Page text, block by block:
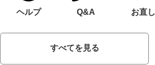
ヘルプ Q&A お直し
すべてを見る